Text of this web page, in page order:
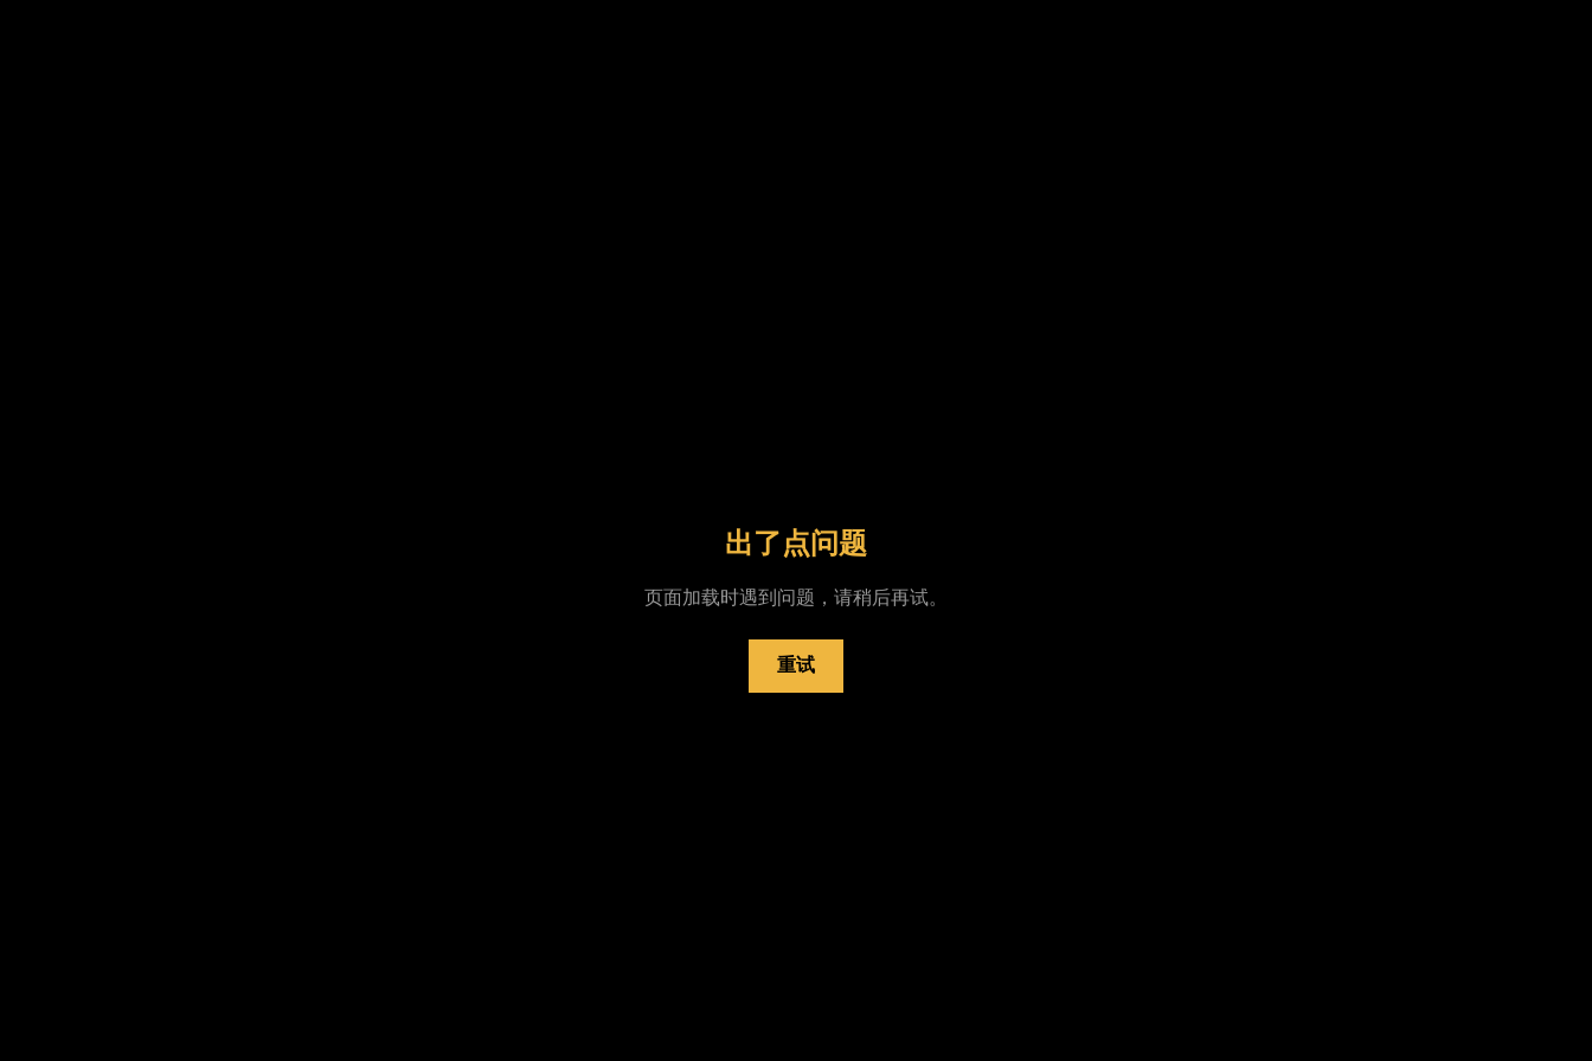
出了点问题
页面加载时遇到问题，请稍后再试。
重试